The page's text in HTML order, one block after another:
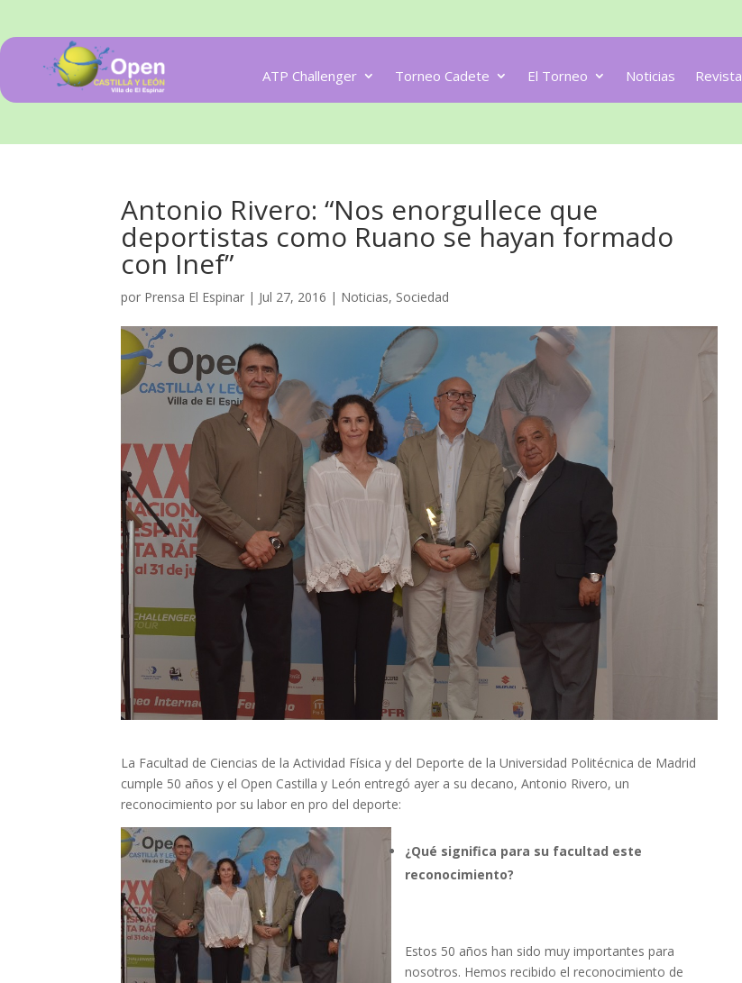
ATP Challenger Torneo Cadete El Torneo Noticias Revista
Antonio Rivero: “Nos enorgullece que
deportistas como Ruano se hayan formado
con Inef”
por Prensa El Espinar | Jul 27, 2016 | Noticias, Sociedad
La Facultad de Ciencias de la Actividad Física y del Deporte de la Universidad Politécnica de Madrid
cumple 50 años y el Open Castilla y León entregó ayer a su decano, Antonio Rivero, un
reconocimiento por su labor en pro del deporte:
¿Qué significa para su facultad este
reconocimiento?
Estos 50 años han sido muy importantes para
nosotros. Hemos recibido el reconocimiento de